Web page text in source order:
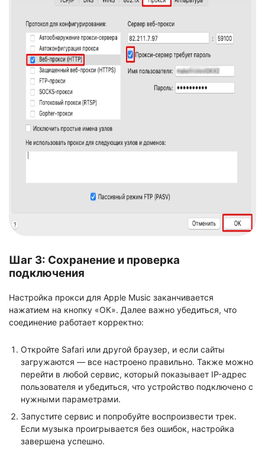
Шаг 3: Сохранение и проверка
подключения
Настройка прокси для Apple Music заканчивается
нажатием на кнопку «ОК». Далее важно убедиться, что
соединение работает корректно:
Откройте Safari или другой браузер, и если сайты
загружаются — все настроено правильно. Также можно
перейти в любой сервис, который показывает IP-адрес
пользователя и убедиться, что устройство подключено с
нужными параметрами.
Запустите сервис и попробуйте воспроизвести трек.
Если музыка проигрывается без ошибок, настройка
завершена успешно.